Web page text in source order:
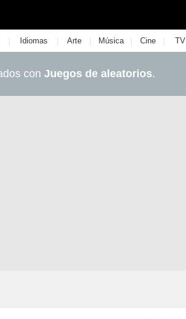
| Idiomas | Arte | Música | Cine | TV
con Juegos de aleatorios.